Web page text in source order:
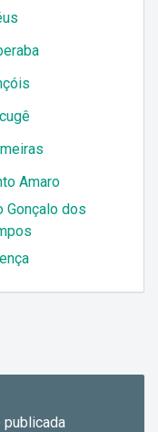
Amaro
Gonçalo dos
publicada